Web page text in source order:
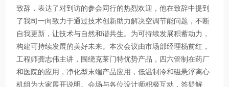
致辞，表达了对到访的参会同行的热烈欢迎，他在致辞中提到
了我司一向致力于通过技术创新助力解决空调节能问题，不断
自我更新，让技术与自然和谐共生。为可持续发展积蓄动力，
构建可持续发展的美好未来。本次会议由市场部经理杨前红，
工程师龚志伟主讲，围绕克莱门特优势产品，四六管制在药厂
和医院的应用，净化型末端产品应用，低温制冷和磁悬浮离心
机组为大家展开说明。会场与各位设计师积极互动，答疑解